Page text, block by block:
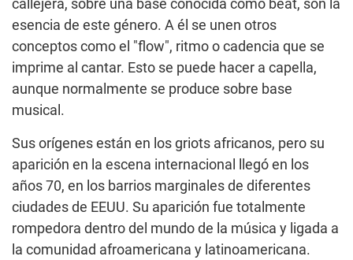
callejera, sobre una base conocida como beat, son la
esencia de este género. A él se unen otros
conceptos como el "flow", ritmo o cadencia que se
imprime al cantar. Esto se puede hacer a capella,
aunque normalmente se produce sobre base
musical.
Sus orígenes están en los griots africanos, pero su
aparición en la escena internacional llegó en los
años 70, en los barrios marginales de diferentes
ciudades de EEUU. Su aparición fue totalmente
rompedora dentro del mundo de la música y ligada a
la comunidad afroamericana y latinoamericana.